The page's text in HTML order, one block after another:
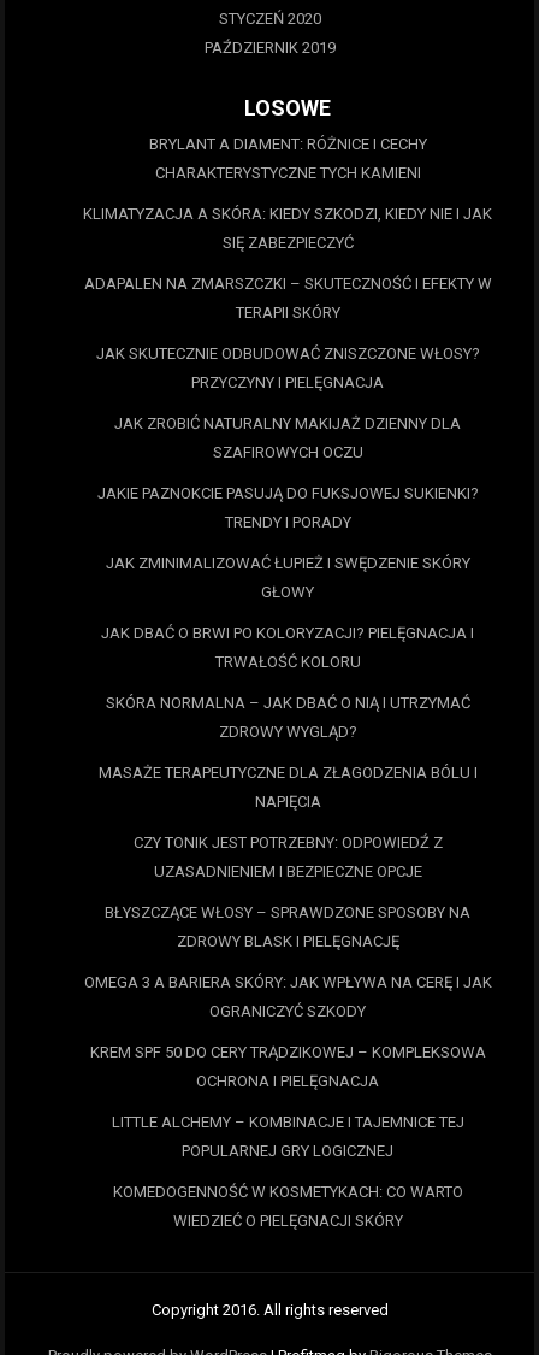
STYCZEŃ 2020
PAŹDZIERNIK 2019
LOSOWE
BRYLANT A DIAMENT: RÓŻNICE I CECHY
CHARAKTERYSTYCZNE TYCH KAMIENI
KLIMATYZACJA A SKÓRA: KIEDY SZKODZI, KIEDY NIE I JAK
SIĘ ZABEZPIECZYĆ
ADAPALEN NA ZMARSZCZKI – SKUTECZNOŚĆ I EFEKTY W
TERAPII SKÓRY
JAK SKUTECZNIE ODBUDOWAĆ ZNISZCZONE WŁOSY?
PRZYCZYNY I PIELĘGNACJA
JAK ZROBIĆ NATURALNY MAKIJAŻ DZIENNY DLA
SZAFIROWYCH OCZU
JAKIE PAZNOKCIE PASUJĄ DO FUKSJOWEJ SUKIENKI?
TRENDY I PORADY
JAK ZMINIMALIZOWAĆ ŁUPIEŻ I SWĘDZENIE SKÓRY
GŁOWY
JAK DBAĆ O BRWI PO KOLORYZACJI? PIELĘGNACJA I
TRWAŁOŚĆ KOLORU
SKÓRA NORMALNA – JAK DBAĆ O NIĄ I UTRZYMAĆ
ZDROWY WYGLĄD?
MASAŻE TERAPEUTYCZNE DLA ZŁAGODZENIA BÓLU I
NAPIĘCIA
CZY TONIK JEST POTRZEBNY: ODPOWIEDŹ Z
UZASADNIENIEM I BEZPIECZNE OPCJE
BŁYSZCZĄCE WŁOSY – SPRAWDZONE SPOSOBY NA
ZDROWY BLASK I PIELĘGNACJĘ
OMEGA 3 A BARIERA SKÓRY: JAK WPŁYWA NA CERĘ I JAK
OGRANICZYĆ SZKODY
KREM SPF 50 DO CERY TRĄDZIKOWEJ – KOMPLEKSOWA
OCHRONA I PIELĘGNACJA
LITTLE ALCHEMY – KOMBINACJE I TAJEMNICE TEJ
POPULARNEJ GRY LOGICZNEJ
KOMEDOGENNOŚĆ W KOSMETYKACH: CO WARTO
WIEDZIEĆ O PIELĘGNACJI SKÓRY
Copyright 2016. All rights reserved